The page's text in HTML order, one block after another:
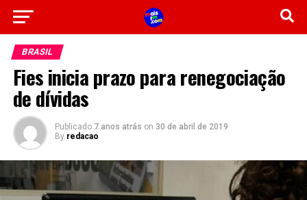
BRASIL
Fies inicia prazo para renegociação
de dívidas
Publicado 7 anos atrás on 30 de abril de 2019
By redacao